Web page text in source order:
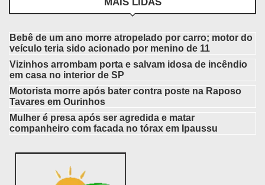
Bebê de um ano morre atropelado por carro; motor do
veículo teria sido acionado por menino de 11
Vizinhos arrombam porta e salvam idosa de incêndio
em casa no interior de SP
Motorista morre após bater contra poste na Raposo
Tavares em Ourinhos
Mulher é presa após ser agredida e matar
companheiro com facada no tórax em Ipaussu